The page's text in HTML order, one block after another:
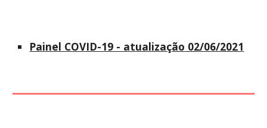
Painel COVID-19 - atualização 02/06/2021